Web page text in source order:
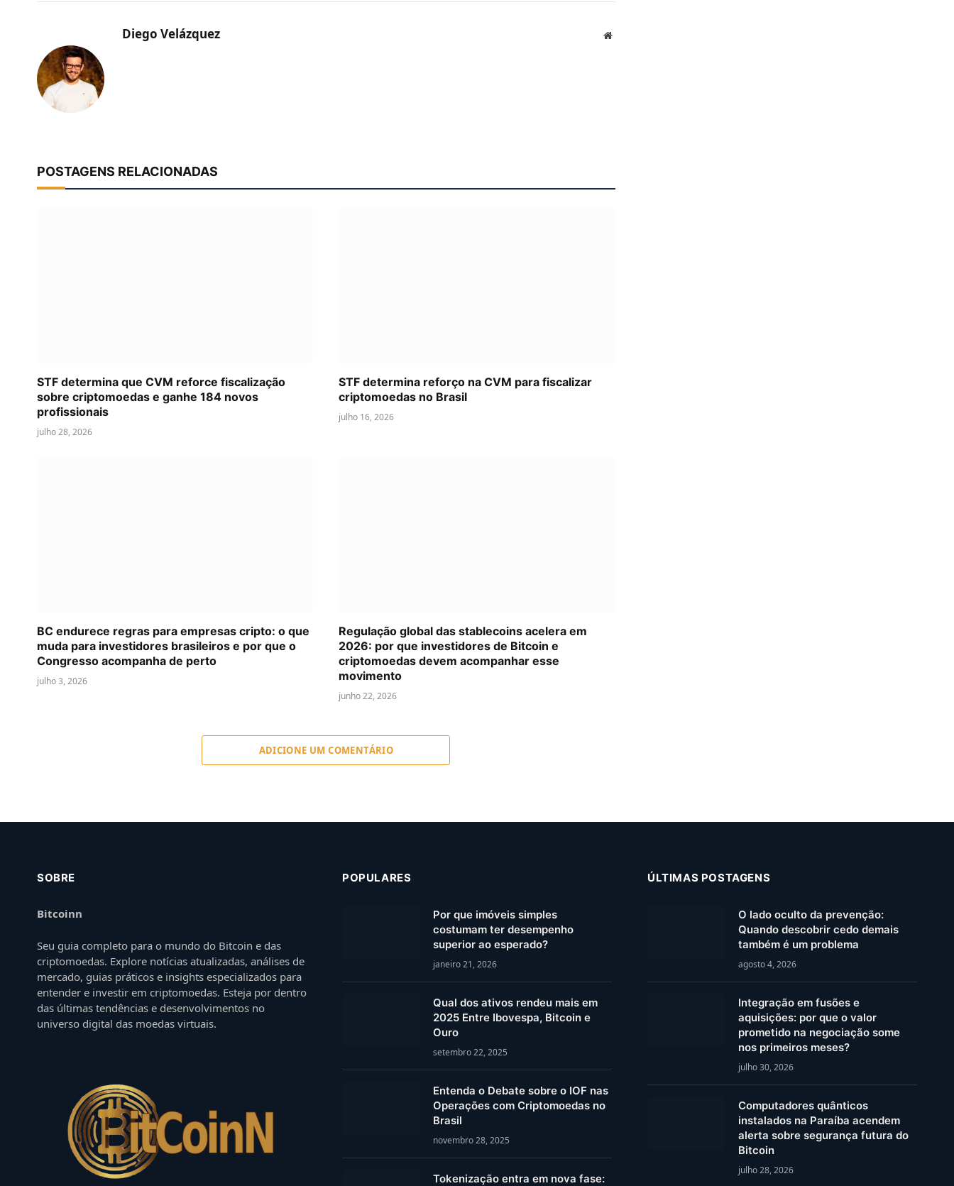
Diego Velázquez Website
POSTAGENS RELACIONADAS
STF determina que CVM reforce fiscalização
sobre criptomoedas e ganhe 184 novos
profissionais
julho 28, 2026
STF determina reforço na CVM para fiscalizar
criptomoedas no Brasil
julho 16, 2026
BC endurece regras para empresas cripto: o que
muda para investidores brasileiros e por que o
Congresso acompanha de perto
julho 3, 2026
Regulação global das stablecoins acelera em
2026: por que investidores de Bitcoin e
criptomoedas devem acompanhar esse
movimento
junho 22, 2026
ADICIONE UM COMENTÁRIO
SOBRE
Bitcoinn
Seu guia completo para o mundo do Bitcoin e das
criptomoedas. Explore notícias atualizadas, análises de
mercado, guias práticos e insights especializados para
entender e investir em criptomoedas. Esteja por dentro
das últimas tendências e desenvolvimentos no
universo digital das moedas virtuais.
POPULARES
Por que imóveis simples
costumam ter desempenho
superior ao esperado?
janeiro 21, 2026
Qual dos ativos rendeu mais em
2025 Entre Ibovespa, Bitcoin e
Ouro
setembro 22, 2025
Entenda o Debate sobre o IOF nas
Operações com Criptomoedas no
Brasil
novembro 28, 2025
Tokenização entra em nova fase:
ÚLTIMAS POSTAGENS
O lado oculto da prevenção:
Quando descobrir cedo demais
também é um problema
agosto 4, 2026
Integração em fusões e
aquisições: por que o valor
prometido na negociação some
nos primeiros meses?
julho 30, 2026
Computadores quânticos
instalados na Paraíba acendem
alerta sobre segurança futura do
Bitcoin
julho 28, 2026